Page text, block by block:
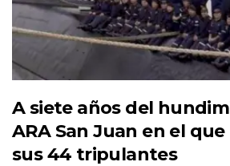
A siete años del
ARA San Juan en el
sus 44 tripulantes